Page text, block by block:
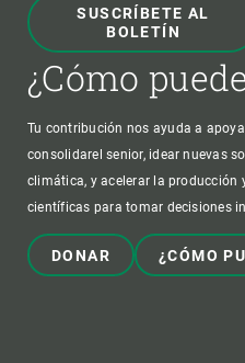
SUSCRÍBETE AL
BOLETÍN
¿Cómo
Tu contribución nos ayuda a
consolidarel senior, idear nuevas
climática, y acelerar la producción
científicas para tomar decisiones
DONAR ¿CÓMO